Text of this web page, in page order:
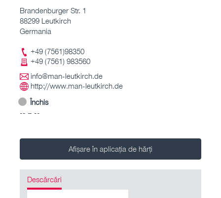
Brandenburger Str. 1
88299 Leutkirch
Germania
+49 (7561)98350
+49 (7561) 983560
info@man-leutkirch.de
http://www.man-leutkirch.de
Închis
-- – --
Afișare în aplicația de hărți
Descărcări